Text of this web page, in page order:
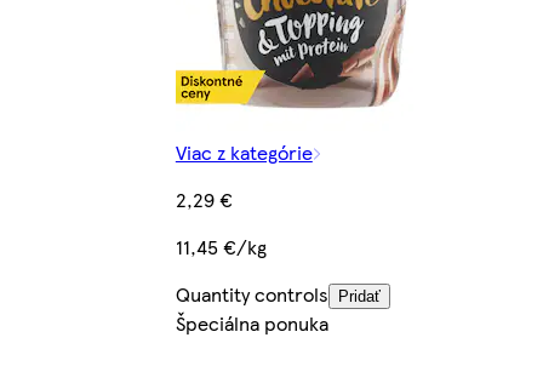
Viac z kategórie
2,29 €
11,45 €/kg
Quantity controls
Pridať
Špeciálna ponuka